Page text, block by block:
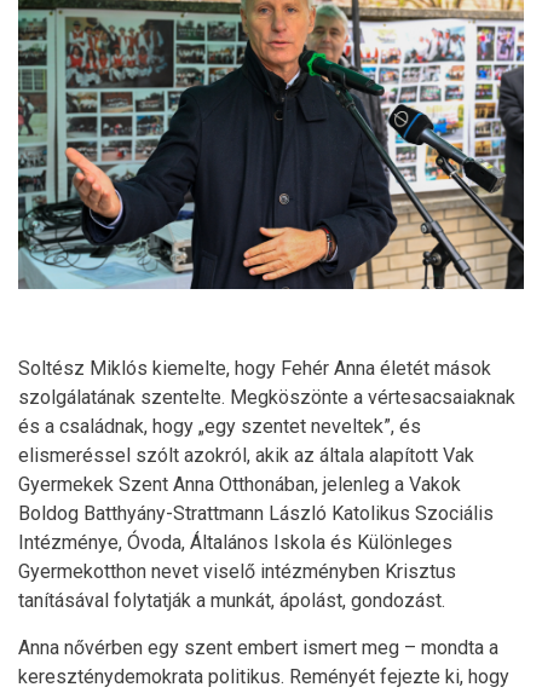
Soltész Miklós kiemelte, hogy Fehér Anna életét mások
szolgálatának szentelte. Megköszönte a vértesacsaiaknak
és a családnak, hogy „egy szentet neveltek”, és
elismeréssel szólt azokról, akik az általa alapított Vak
Gyermekek Szent Anna Otthonában, jelenleg a Vakok
Boldog Batthyány-Strattmann László Katolikus Szociális
Intézménye, Óvoda, Általános Iskola és Különleges
Gyermekotthon nevet viselő intézményben Krisztus
tanításával folytatják a munkát, ápolást, gondozást.
Anna nővérben egy szent embert ismert meg – mondta a
kereszténydemokrata politikus. Reményét fejezte ki, hogy